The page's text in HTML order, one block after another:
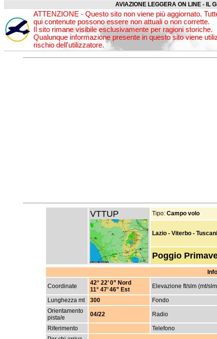
AVIAZIONE LEGGERA ON LINE - IL
ATTENZIONE - Questo sito non viene più aggiornato.
qui contenute possono essere non attuali o non corrette.
Il sito rimane visibile esclusivamente per ragioni storiche.
Qualunque informazione presente in questo sito viene
rischio dell'utilizzatore.
VTTUP Tipo: Campo volo
Lazio - Viterbo -
Poggio
Coordinate
42° 22’ 0” Nord
11° 47’ 46” Est
Elevazione ft/slm (mt/
Lunghezza mt 300
Fondo
Orientamento
pista/e
04/22 Radio
Riferimento
Telefono